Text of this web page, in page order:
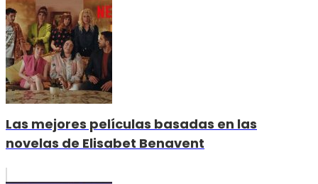
Las mejores películas basadas en las
novelas de Elisabet Benavent